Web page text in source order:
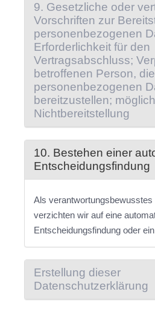
9. Gesetzliche oder
Vorschriften zur
personenbezogenen
Erforderlichkeit für den
Vertragsabschluss;
betroffenen Person, die
personenbezogenen
bereitzustellen;
Nichtbereitstellung
10. Bestehen einer
Entscheidungsfindung
Als verantwortungsbewusstes
verzichten wir auf eine
Entscheidungsfindung oder
Erstellung dieser
Datenschutzerklärung